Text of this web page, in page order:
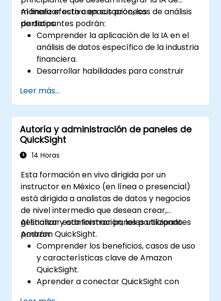
manera efectiva en sus procesos de análisis
de datos.
Al finalizar esta capacitación, los
participantes podrán:
Comprender la aplicación de la IA en el
análisis de datos específico de la industria
financiera.
Desarrollar habilidades para construir
el análisis financiero.
Aprender a implementar algoritmos de
aprendizaje automático para el
procesamiento de datos financieros.
Mejorar la visualización de datos e
interpretar información compleja
decisiones.
Leer más...
Autoría y administración de paneles de
QuickSight
14 Horas
Esta formación en vivo dirigida por un
instructor en México (en línea o presencial)
está dirigida a analistas de datos y negocios
de nivel intermedio que desean crear,
gestionar y administrar paneles utilizando
Amazon QuickSight.
Al finalizar esta formación, los participantes
podrán:
Comprender los beneficios, casos de uso
y características clave de Amazon
QuickSight.
Aprender a conectar QuickSight con